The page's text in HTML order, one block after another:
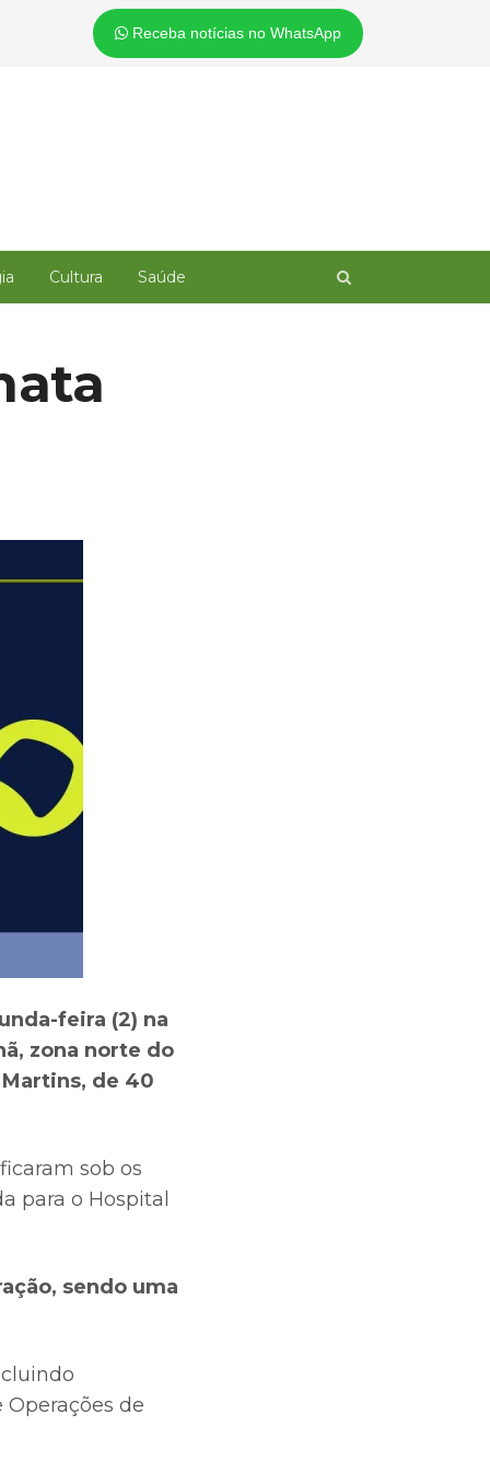
Receba notícias no WhatsApp
Cultura Saúde
feira (2) na
zona norte do
de 40
sob os
para o Hospital
sendo uma
Operações de